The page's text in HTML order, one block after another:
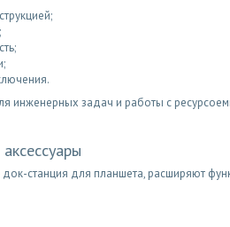
инженерных задач и работы с
станция для планшета, расширяют